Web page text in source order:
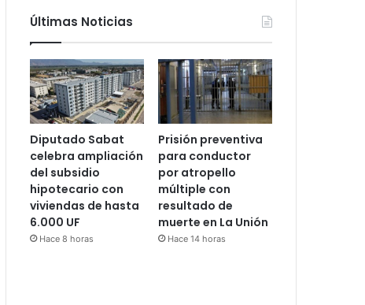
Últimas Noticias
Diputado Sabat
celebra ampliación
del subsidio
hipotecario con
viviendas de hasta
6.000 UF
Hace 8 horas
Prisión preventiva
para conductor
por atropello
múltiple con
resultado de
muerte en La Unión
Hace 14 horas